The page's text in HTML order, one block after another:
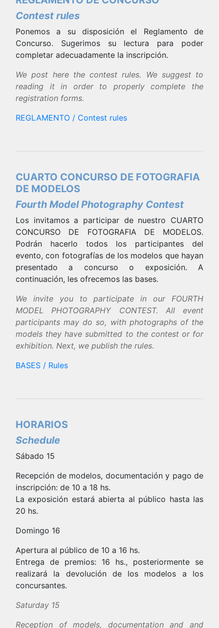
Contest rules
Ponemos a su disposición el Reglamento de
Concurso. Sugerimos su lectura para poder
completar adecuadamente la inscripción.
We post here the contest rules. We suggest to
reading it in order to properly complete the
registration forms.
REGLAMENTO / Contest rules
CUARTO CONCURSO DE FOTOGRAFIA
DE MODELOS
Fourth Model Photography Contest
Los invitamos a participar de nuestro CUARTO
CONCURSO DE FOTOGRAFIA DE MODELOS.
Podrán hacerlo todos los participantes del
evento, con fotografías de los modelos que hayan
presentado a concurso o exposición. A
continuación, les ofrecemos las bases.
We invite you to participate in our FOURTH
MODEL PHOTOGRAPHY CONTEST. All event
participants may do so, with photographs of the
models they have submitted to the contest or for
exhibition. Next, we publish the rules.
BASES / Rules
HORARIOS
Schedule
Sábado 15
Recepción de modelos, documentación y pago de
inscripción: de 10 a 18 hs.
La exposición estará abierta al público hasta las
20 hs.
Domingo 16
Apertura al público de 10 a 16 hs.
Entrega de premios: 16 hs., posteriormente se
realizará la devolución de los modelos a los
concursantes.
Saturday 15
Reception of models, documentation and and